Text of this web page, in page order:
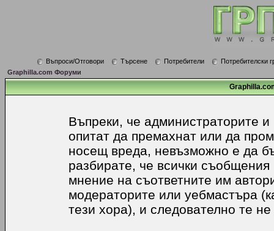
Въпроси/Отговори Търсене Потребители
Потребителски
Graphilla.com Форуми
Въпреки, че администраторите
опитат да премахнат или да
носещ вреда, невъзможно е да
разбирате, че всички
мнение на съответните им
модераторите или уебмастъра
тези хора), и следователно те не